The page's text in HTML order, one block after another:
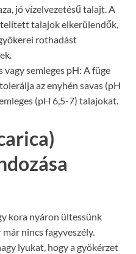
jó vízelvezetésű talajt. A
telített talajok elkerülendők,
rothadást
vagy semleges pH: A füge
az enyhén savas (pH
(pH 6,5-7) talajokat.
kora nyáron ültessünk
nincs fagyveszély.
lyukat, hogy a gyökérzet